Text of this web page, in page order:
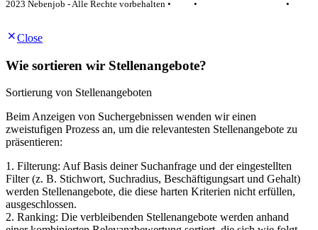
2023 Nebenjob - Alle Rechte vorbehalten •
•
•
Close
Wie sortieren wir Stellenangebote?
Sortierung von Stellenangeboten
Beim Anzeigen von Suchergebnissen wenden wir einen
zweistufigen Prozess an, um die relevantesten Stellenangebote zu
präsentieren:
1. Filterung: Auf Basis deiner Suchanfrage und der eingestellten
Filter (z. B. Stichwort, Suchradius, Beschäftigungsart und Gehalt)
werden Stellenangebote, die diese harten Kriterien nicht erfüllen,
ausgeschlossen.
2. Ranking: Die verbleibenden Stellenangebote werden anhand